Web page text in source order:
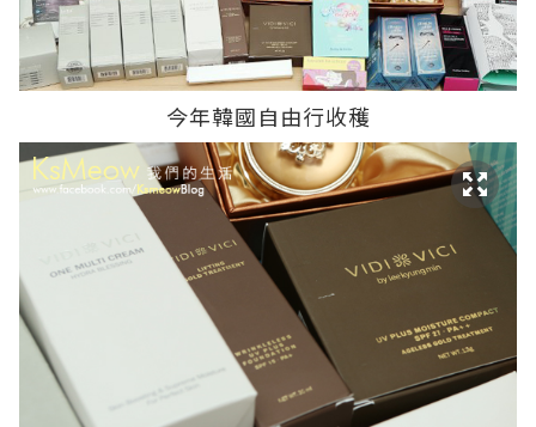
今年韓國自由行收穫